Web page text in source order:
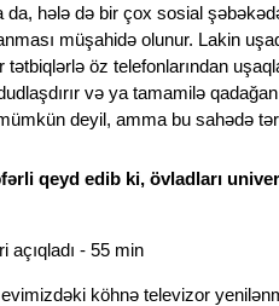
hələ də bir çox sosial
müşahidə olunur. Lakin
öz telefonlarından
və ya tamamilə
deyil, amma bu sahədə
qeyd edib ki, övladları
köhnə televizor